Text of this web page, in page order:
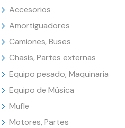
Accesorios
Amortiguadores
Camiones, Buses
Chasis, Partes externas
Equipo pesado, Maquinaria
Equipo de Música
Mufle
Motores, Partes